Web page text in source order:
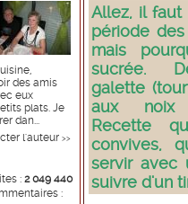
des amis
eux
plats. Je
dan...
l'auteur >>
: 2 049 440
:
Allez, il faut
période
mais
sucrée.
galette
aux noix
Recette
convives,
servir avec
suivre d'un